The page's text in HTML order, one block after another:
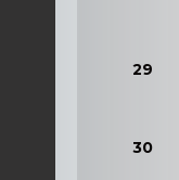
29
30